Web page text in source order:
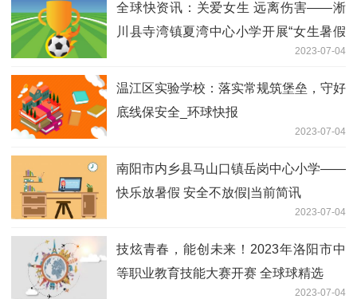
全球快资讯：关爱女生 远离伤害——淅
川县寺湾镇夏湾中心小学开展“女生暑假
2023-07-04
温江区实验学校：落实常规筑堡垒，守好
底线保安全_环球快报
2023-07-04
南阳市内乡县马山口镇岳岗中心小学——
快乐放暑假 安全不放假|当前简讯
2023-07-04
技炫青春，能创未来！2023年洛阳市中
等职业教育技能大赛开赛 全球球精选
2023-07-04